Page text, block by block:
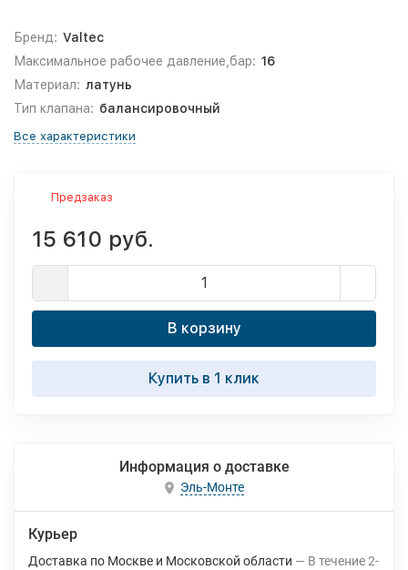
Бренд: Valtec
Максимальное рабочее давление,бар: 16
Материал: латунь
Тип клапана: балансировочный
Все характеристики
Предзаказ
15 610 руб.
В корзину
Купить в 1 клик
Информация о доставке
Эль-Монте
Курьер
Доставка по Москве и Московской области В течение2-